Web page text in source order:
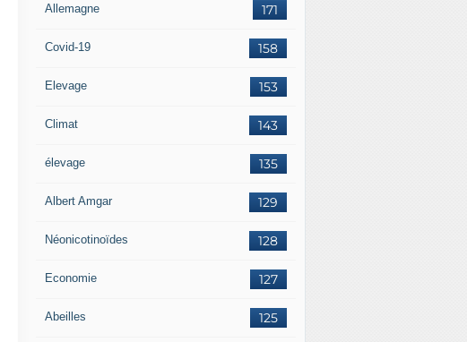
171
Allemagne
158
Covid-19
153
Elevage
143
Climat
135
élevage
129
Albert Amgar
128
Néonicotinoïdes
127
Economie
125
Abeilles